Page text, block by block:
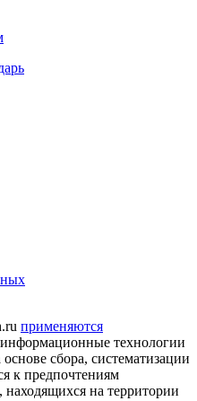
применяются
технологии
сбора, систематизации
к предпочтениям
находящихся на территории